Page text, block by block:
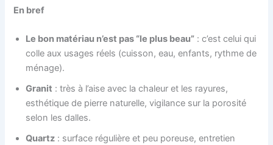
En bref
Le bon matériau n’est pas “le plus beau” : c’est celui qui
colle aux usages réels (cuisson, eau, enfants, rythme de
ménage).
Granit : très à l’aise avec la chaleur et les rayures,
esthétique de pierre naturelle, vigilance sur la porosité
selon les dalles.
Quartz : surface régulière et peu poreuse, entretien